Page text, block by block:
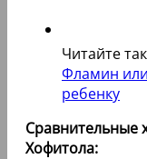
Читайте
Фламин
ребенку
Сравнительные
Хофитола: